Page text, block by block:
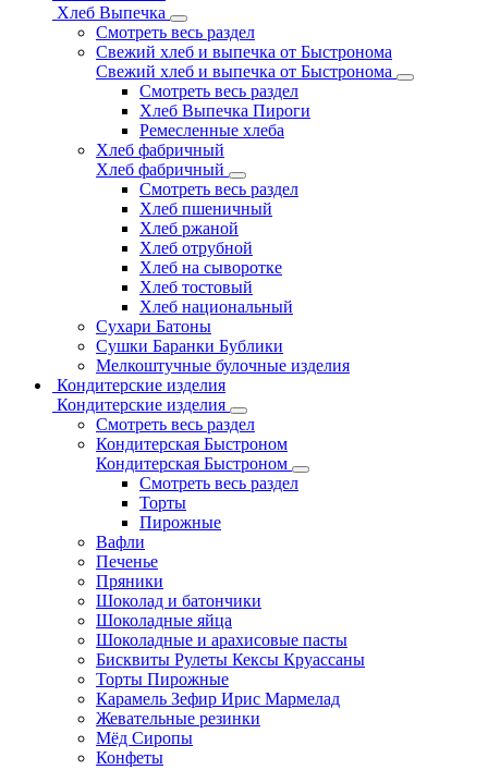
Хлеб Выпечка
Смотреть весь раздел
Свежий хлеб и выпечка от Быстронома
Свежий хлеб и выпечка от Быстронома
Смотреть весь раздел
Хлеб Выпечка Пироги
Ремесленные хлеба
Хлеб фабричный
Хлеб фабричный
Смотреть весь раздел
Хлеб пшеничный
Хлеб ржаной
Хлеб отрубной
Хлеб на сыворотке
Хлеб тостовый
Хлеб национальный
Сухари Батоны
Сушки Баранки Бублики
Мелкоштучные булочные изделия
Кондитерские изделия
Кондитерские изделия
Смотреть весь раздел
Кондитерская Быстроном
Кондитерская Быстроном
Смотреть весь раздел
Торты
Пирожные
Вафли
Печенье
Пряники
Шоколад и батончики
Шоколадные яйца
Шоколадные и арахисовые пасты
Бисквиты Рулеты Кексы Круассаны
Торты Пирожные
Карамель Зефир Ирис Мармелад
Жевательные резинки
Мёд Сиропы
Конфеты